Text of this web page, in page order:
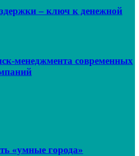
– ключ к денежной
менеджмента современных
«умные города»